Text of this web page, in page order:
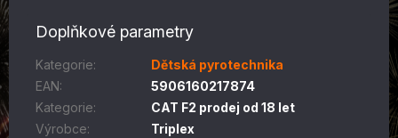
Doplňkové parametry
Kategorie:
Dětská pyrotechnika
EAN:
5906160217874
Kategorie:
CAT F2 prodej od 18 let
Výrobce:
Triplex